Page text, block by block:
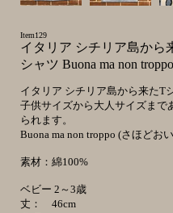
Item129
イタリア シチリア島から
シャツ Buona ma non
イタリア シチリア島から来たT
子供サイズから大人サイズま
られます。
Buona ma non troppo (さほどお
素材：綿100%
ベビー 2～3歳
丈： 46cm